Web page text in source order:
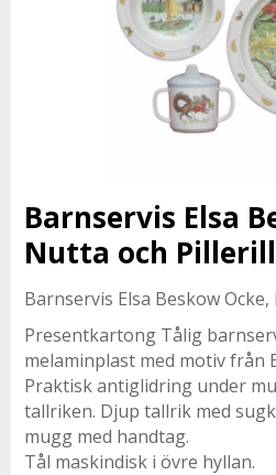
Barnservis Elsa
Nutta och
Barnservis Elsa Beskow
Presentkartong Tålig
melaminplast med motiv från
Praktisk antiglidring under
tallriken. Djup tallrik med
mugg med handtag.
Tål maskindisk i övre hyllan.